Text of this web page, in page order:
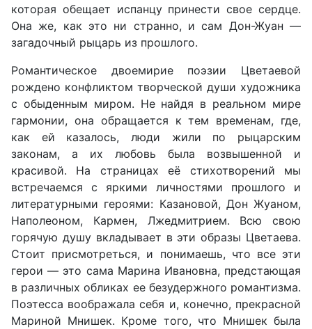
которая обещает испанцу принести свое сердце.
Она же, как это ни странно, и сам Дон-Жуан —
загадочный рыцарь из прошлого.
Романтическое двоемирие поэзии Цветаевой
рождено конфликтом творческой души художника
с обыденным миром. Не найдя в реальном мире
гармонии, она обращается к тем временам, где,
как ей казалось, люди жили по рыцарским
законам, а их любовь была возвышенной и
красивой. На страницах её стихотворений мы
встречаемся с яркими личностями прошлого и
литературными героями: Казановой, Дон Жуаном,
Наполеоном, Кармен, Лжедмитрием. Всю свою
горячую душу вкладывает в эти образы Цветаева.
Стоит присмотреться, и понимаешь, что все эти
герои — это сама Марина Ивановна, предстающая
в различных обликах ее безудержного романтизма.
Поэтесса воображала себя и, конечно, прекрасной
Мариной Мнишек. Кроме того, что Мнишек была